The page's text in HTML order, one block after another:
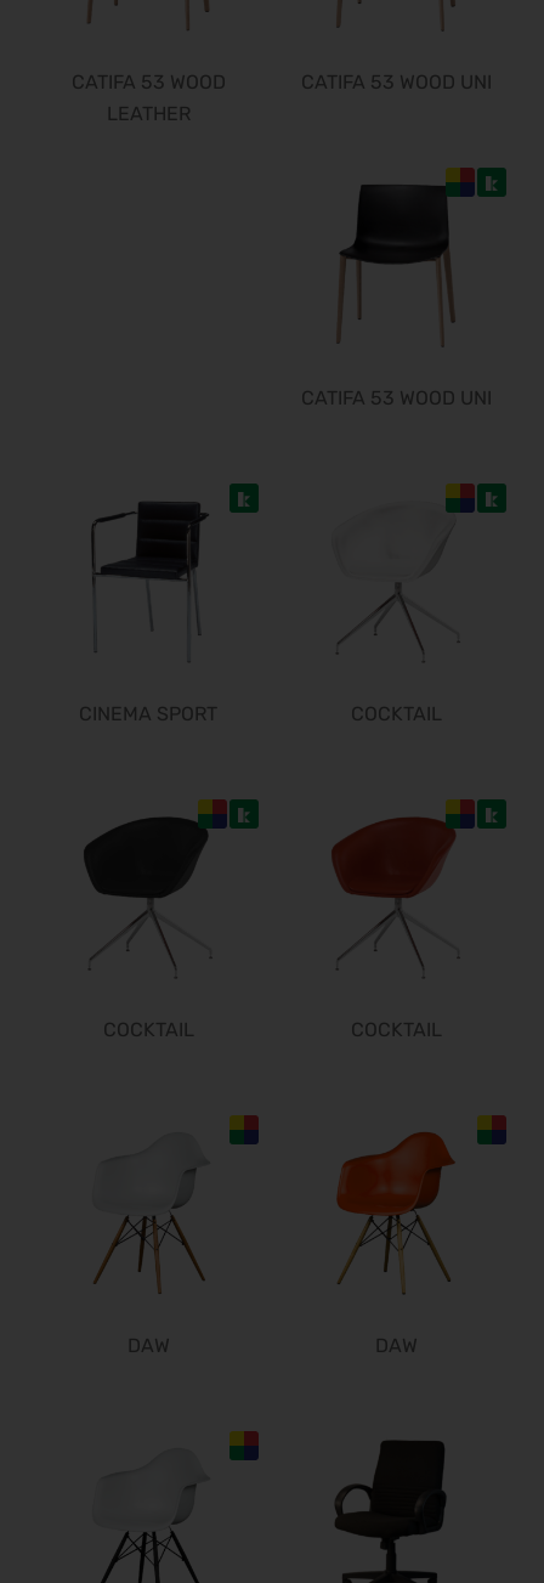
CATIFA 53 WOOD
LEATHER
CATIFA 53 WOOD UNI
CATIFA 53 WOOD UNI
CINEMA SPORT COCKTAIL
COCKTAIL COCKTAIL
DAW DAW